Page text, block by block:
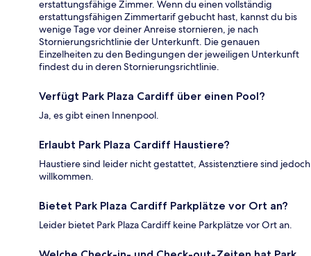
erstattungsfähige Zimmer. Wenn du einen vollständig
erstattungsfähigen Zimmertarif gebucht hast, kannst du bis
wenige Tage vor deiner Anreise stornieren, je nach
Stornierungsrichtlinie der Unterkunft. Die genauen
Einzelheiten zu den Bedingungen der jeweiligen Unterkunft
findest du in deren Stornierungsrichtlinie.
Verfügt Park Plaza Cardiff über einen Pool?
Ja, es gibt einen Innenpool.
Erlaubt Park Plaza Cardiff Haustiere?
Haustiere sind leider nicht gestattet, Assistenztiere sind jedoch
willkommen.
Bietet Park Plaza Cardiff Parkplätze vor Ort an?
Leider bietet Park Plaza Cardiff keine Parkplätze vor Ort an.